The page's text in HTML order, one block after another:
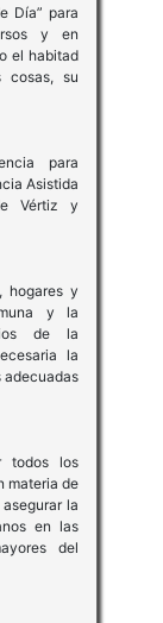
Día” para
y en
el habitad
cosas, su
para
Asistida
Vértiz y
hogares y
y la
de la
la
adecuadas
todos los
materia de
la
en las
del